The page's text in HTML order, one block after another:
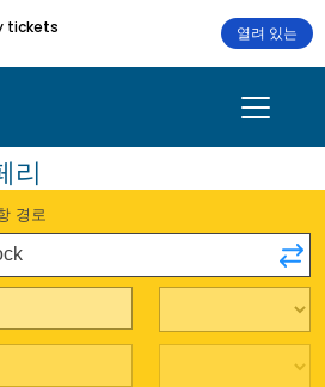
tickets 열려 있는
리
경로